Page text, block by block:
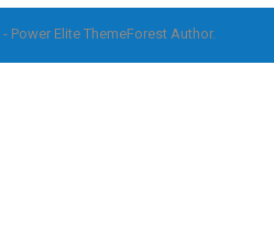
- Power Elite ThemeForest Author.